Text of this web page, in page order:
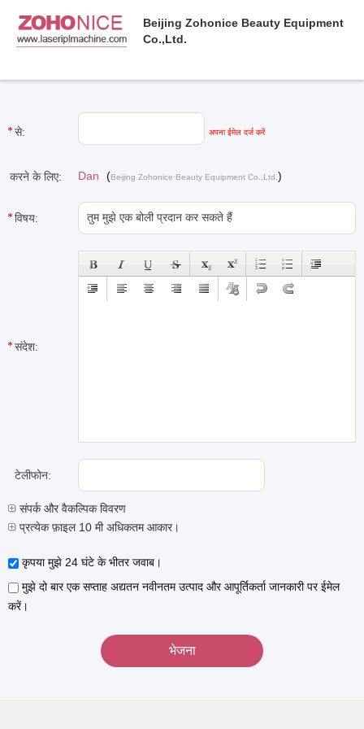
Beijing Zohonice Beauty Equipment
Co.,Ltd.
से: अपना ईमेल दर्ज करें
करने के लिए: Dan (Beijing Zohonice Beauty Equipment Co.,Ltd. )
विषय:
संदेश:
टेलीफोन:
संपर्क और वैकल्पिक विवरण
प्रत्येक फ़ाइल 10 मी अधिकतम आकार।
कृपया मुझे 24 घंटे के भीतर जवाब।
मुझे दो बार एक सप्ताह अद्यतन नवीनतम उत्पाद और आपूर्तिकर्ता जानकारी पर ईमेल
करें।